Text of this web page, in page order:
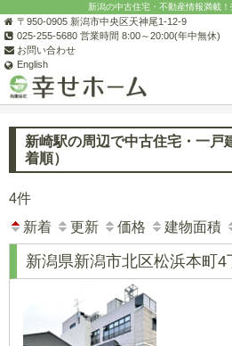
新潟の中古住宅・不動産情報満載
〒950-0905 新潟市中央区天神尾1-12-9
025-255-5680 営業時間 8:00～20:00(年中無休)
お問い合わせ
English
新潟の不動産なら(有)幸せホーム
新崎駅の周辺で中古住宅・一戸
着順）
新着 更新 価格 建物面積
4件
新潟県新潟市北区松浜本町4